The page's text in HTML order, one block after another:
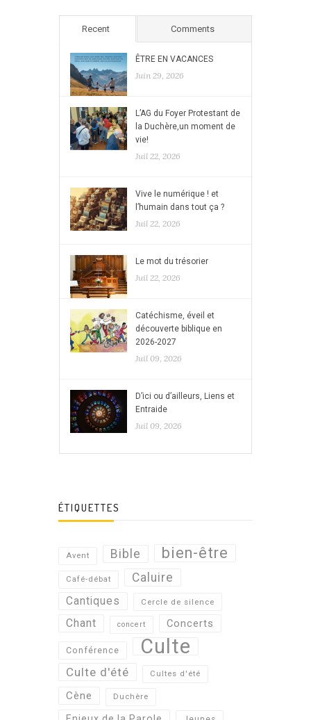
Recent Comments
ÊTRE EN VACANCES
Juin 29, 2026
L’AG du Foyer Protestant de
la Duchère,un moment de
vie!
Juil 22, 2026
Vive le numérique ! et
l’humain dans tout ça ?
Juil 22, 2026
Le mot du trésorier
Juil 22, 2026
Catéchisme, éveil et
découverte biblique en
2026-2027
Juil 09, 2026
D’ici ou d’ailleurs, Liens et
Entraide
Juil 09, 2026
ÉTIQUETTES
Avent Bible bien-être
Café-débat Caluire
Cantiques Cercle de silence
Chant concert Concerts
Conférence Culte
Culte d'été Cultes d'été
Cène Duchère